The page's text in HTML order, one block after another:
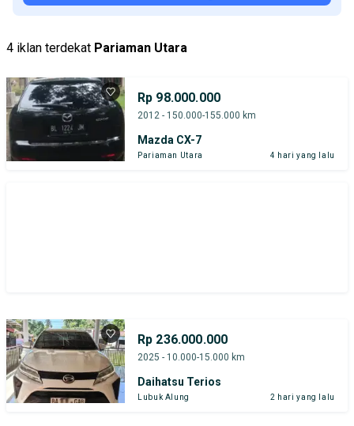
4 iklan terdekat Pariaman Utara
Rp 98.000.000
2012 - 150.000-155.000 km
Mazda CX-7
Pariaman Utara 4 hari yang lalu
Rp 236.000.000
2025 - 10.000-15.000 km
Daihatsu Terios
Lubuk Alung 2 hari yang lalu